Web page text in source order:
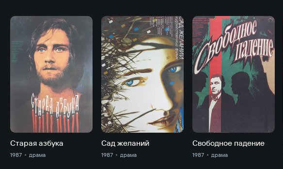
Старая азбука
1987 драма
Сад желаний
1987 драма
Свободное падение
1987 драма